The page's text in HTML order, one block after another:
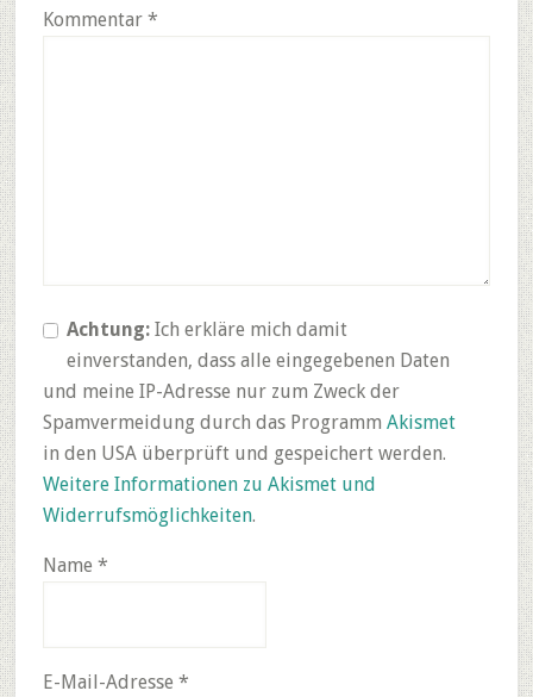
Kommentar *
Achtung:Ich erkläre mich damit
einverstanden, dass alle eingegebenen Daten
und meine IP-Adresse nur zum Zweck der
Spamvermeidung durch das Programm Akismet
in den USA überprüft und gespeichert werden.
Weitere Informationen zu Akismet und
Widerrufsmöglichkeiten.
Name *
E-Mail-Adresse *